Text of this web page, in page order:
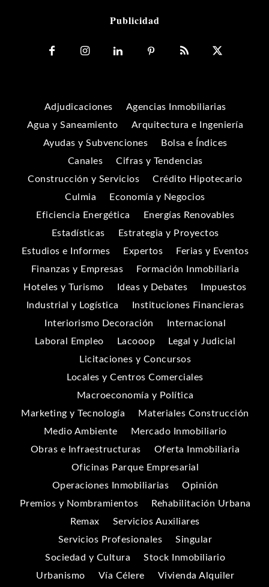
Publicidad
Adjudicaciones
Agencias Inmobiliarias
Agua y Saneamiento
Arquitectura e Ingeniería
Ayudas y Subvenciones
Bolsa e Índices
Canales
Cifras y Tendencias
Construcción y Servicios
Crédito Hipotecario
Culmia
Economía y Negocios
Eficiencia Energética
Energías Renovables
Estadísticas
Estrategia y Proyectos
Estudios e Informes
Expertos
Ferias y Eventos
Finanzas y Empresas
Formación Inmobiliaria
Hoteles y Turismo
Ideas y Debates
Impuestos
Industrial y Logística
Instituciones Financieras
Interiorismo Decoración
Internacional
Laboral Empleo
Lacooop
Legal y Judicial
Licitaciones y Concursos
Locales y Centros Comerciales
Macroeconomía y Política
Marketing y Tecnología
Materiales Construcción
Medio Ambiente
Mercado Inmobiliario
Obras e Infraestructuras
Oferta Inmobiliaria
Oficinas Parque Empresarial
Operaciones Inmobiliarias
Opinión
Premios y Nombramientos
Rehabilitación Urbana
Remax
Servicios Auxiliares
Servicios Profesionales
Singular
Sociedad y Cultura
Stock Inmobiliario
Urbanismo
Vía Célere Vivienda Alquiler